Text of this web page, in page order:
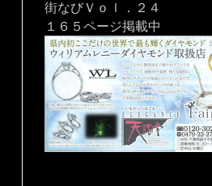
街なびＶｏｌ．２４
１６５ページ掲載中